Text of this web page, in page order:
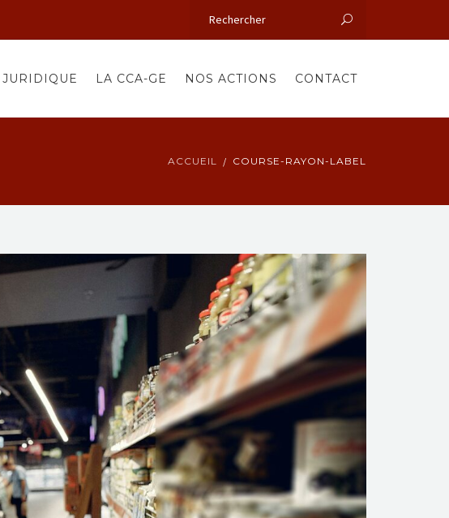
JURIDIQUE LA CCA-GE NOS ACTIONS CONTACT
ACCUEIL COURSE-RAYON-LABEL